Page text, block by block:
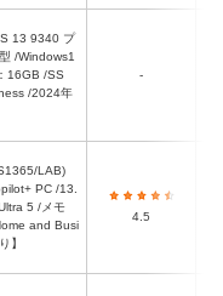
/Windows1
16GB /SS
/2024年
-
PC /13.
5 /メモ
and Busi
】
4.5